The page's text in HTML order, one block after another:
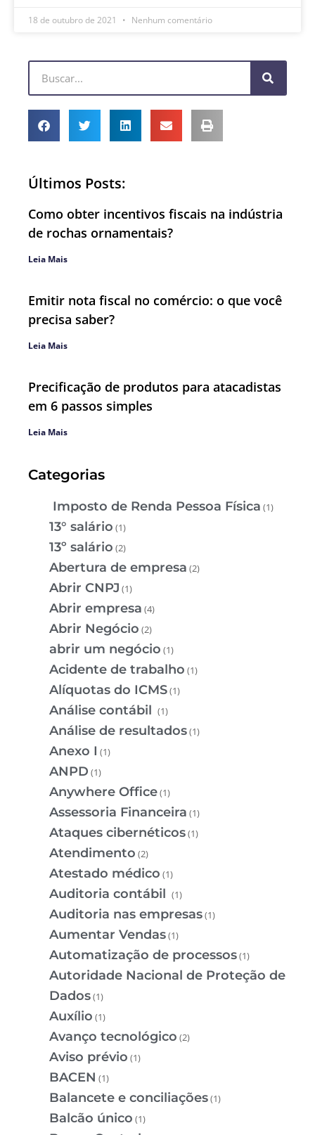
18 de outubro de 2021 Nenhum comentário
Últimos Posts:
Como obter incentivos fiscais na indústria
de rochas ornamentais?
Leia Mais
Emitir nota fiscal no comércio: o que você
precisa saber?
Leia Mais
Precificação de produtos para atacadistas
em 6 passos simples
Leia Mais
Categorias
Imposto de Renda Pessoa Física (1)
13° salário (1)
13º salário (2)
Abertura de empresa (2)
Abrir CNPJ (1)
Abrir empresa (4)
Abrir Negócio (2)
abrir um negócio (1)
Acidente de trabalho (1)
Alíquotas do ICMS(1)
Análise contábil (1)
Análise de resultados(1)
Anexo I (1)
ANPD (1)
Anywhere Office(1)
Assessoria Financeira (1)
Ataques cibernéticos(1)
Atendimento (2)
Atestado médico (1)
Auditoria contábil (1)
Auditoria nas empresas(1)
Aumentar Vendas(1)
Automatização de processos(1)
Autoridade Nacional de Proteção de
Dados(1)
Auxílio (1)
Avanço tecnológico (2)
Aviso prévio (1)
BACEN (1)
Balancete e conciliações(1)
Balcão único (1)